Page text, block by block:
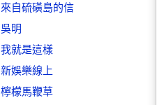
來自硫磺島的信
吳明
我就是這樣
新娛樂線上
檸檬馬鞭草